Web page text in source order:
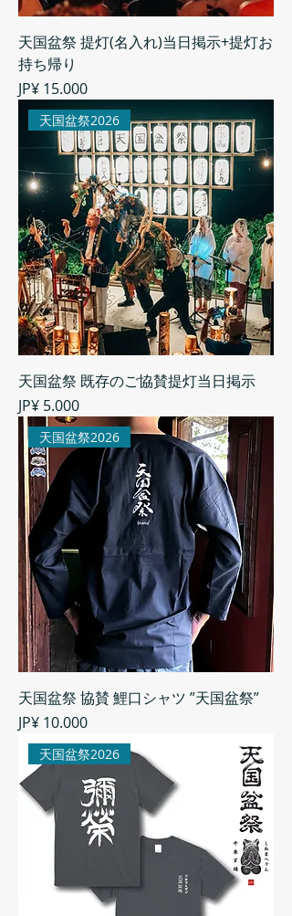
天国盆祭 提灯(名入れ)当日掲示+提灯お
持ち帰り
Preço
JP¥ 15.000
天国盆祭2026
天国盆祭 既存のご協賛提灯当日掲示
Preço
JP¥ 5.000
天国盆祭2026
天国盆祭 協賛 鯉口シャツ ”天国盆祭”
Preço
JP¥ 10.000
天国盆祭2026